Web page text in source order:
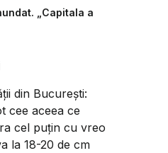
„Capitala a
din București:
cee aceea ce
cel puțin cu vreo
la 18-20 de cm